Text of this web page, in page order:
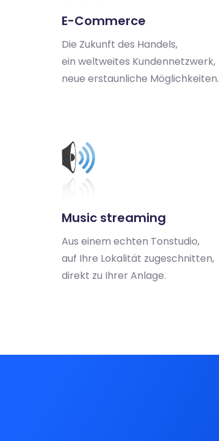
E-Commerce
Die Zukunft des Handels,
ein weltweites Kundennetzwerk,
neue erstaunliche Möglichkeiten.
Music streaming
Aus einem echten Tonstudio,
auf Ihre Lokalität zugeschnitten,
direkt zu Ihrer Anlage.